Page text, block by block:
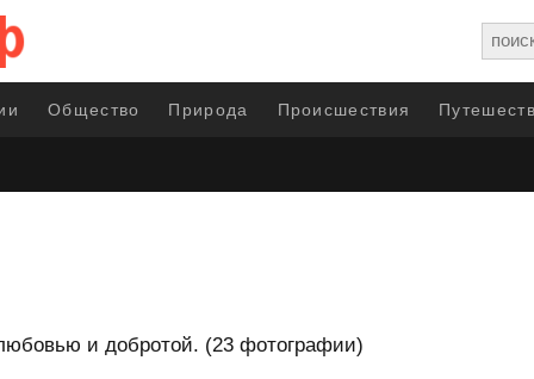
Общество Природа Происшествия
и добротой. (23 фотографии)